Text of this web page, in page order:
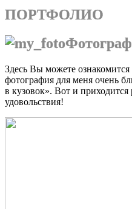
ПОРТФОЛИО
Здесь Вы можете
фотография для меня очень
в кузовок». Вот и
удовольствия!